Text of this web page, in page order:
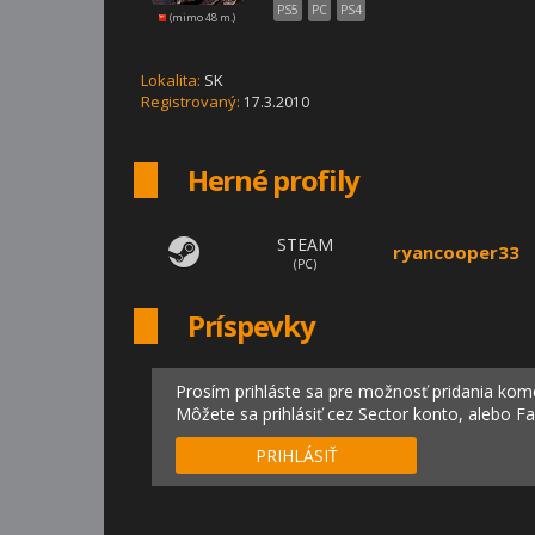
(mimo 48 m.) PS5 PC PS4
Lokalita: SK
Registrovaný: 17.3.2010
Herné profily
STEAM
(PC) ryancooper33
Príspevky
Prosím prihláste sa pre možnosť pridania
Môžete sa prihlásiť cez Sector konto, alebo
PRIHLÁSIŤ